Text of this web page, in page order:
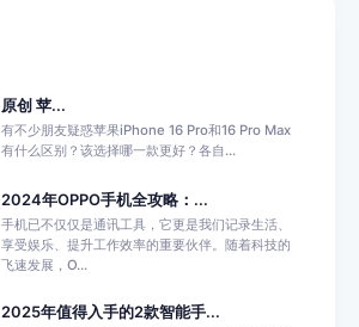
原创 苹...
有不少朋友疑惑苹果iPhone 16 Pro和16 Pro Max
有什么区别？该选择哪一款更好？各自...
2024年OPPO手机全攻略：...
手机已不仅仅是通讯工具，它更是我们记录生活、
享受娱乐、提升工作效率的重要伙伴。随着科技的
飞速发展，O...
2025年值得入手的2款智能手...